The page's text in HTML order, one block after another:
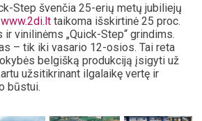
Step švenčia 25-erių metų jubiliejų
www.2di.lt taikoma išskirtinė 25 proc.
vinilinėms „Quick-Step“ grindims.
– tik iki vasario 12-osios. Tai reta
belgišką produkciją įsigyti už
užsitikrinant ilgalaikę vertę ir
būstui.